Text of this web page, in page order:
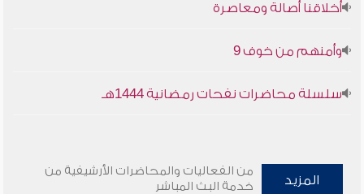
أخلاقنا أصالة ومعاصرة
وأمنهم من خوف 9
سلسلة محاضرات نفحات رمضانية 1444هـ
المزيد
من الفعاليات والمحاضرات الأرشيفية من
خدمة البث المباشر